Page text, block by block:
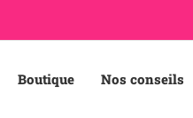
Boutique Nos conseils